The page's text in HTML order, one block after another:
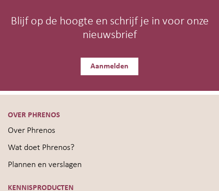
Blijf op de hoogte en schrijf je in voor onze
nieuwsbrief
Aanmelden
OVER PHRENOS
Over Phrenos
Wat doet Phrenos?
Plannen en verslagen
KENNISPRODUCTEN